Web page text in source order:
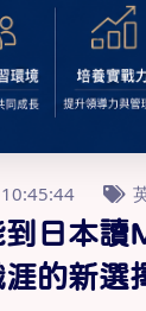
到日本
的新選